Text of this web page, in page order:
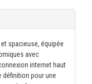
spacieuse, équipée
avec
internet haut
définition pour une